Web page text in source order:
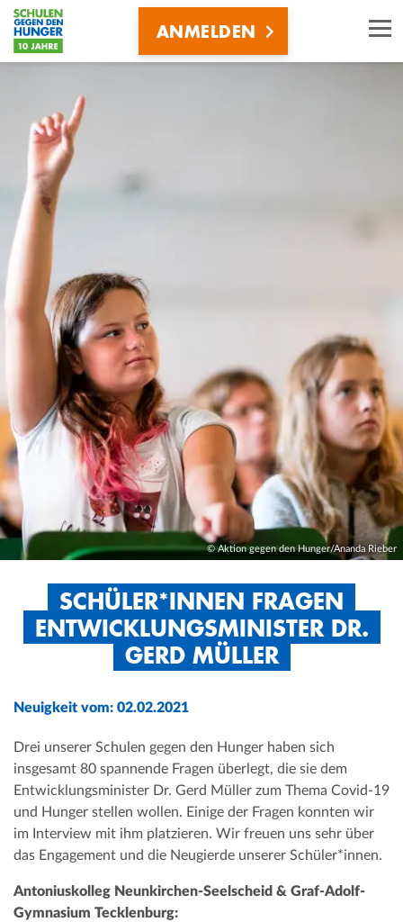
Direkt
zum
Inhalt
ANMELDEN
© Aktion gegen den Hunger/Ananda Rieber
SCHÜLER*INNEN FRAGEN
ENTWICKLUNGSMINISTER DR.
GERD MÜLLER
Neuigkeit vom: 02.02.2021
Drei unserer Schulen gegen den Hunger haben sich
insgesamt 80 spannende Fragen überlegt, die sie dem
Entwicklungsminister Dr. Gerd Müller zum Thema Covid-19
und Hunger stellen wollen. Einige der Fragen konnten wir
im Interview mit ihm platzieren. Wir freuen uns sehr über
das Engagement und die Neugierde unserer Schüler*innen.
Antoniuskolleg Neunkirchen-Seelscheid & Graf-Adolf-
Gymnasium Tecklenburg: